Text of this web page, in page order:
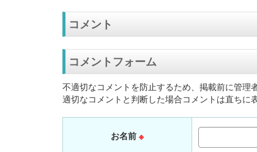
コメント
コメントフォーム
不適切なコメントを防止するため、掲載前に管理
適切なコメントと判断した場合コメントは直ちに
お名前 ※